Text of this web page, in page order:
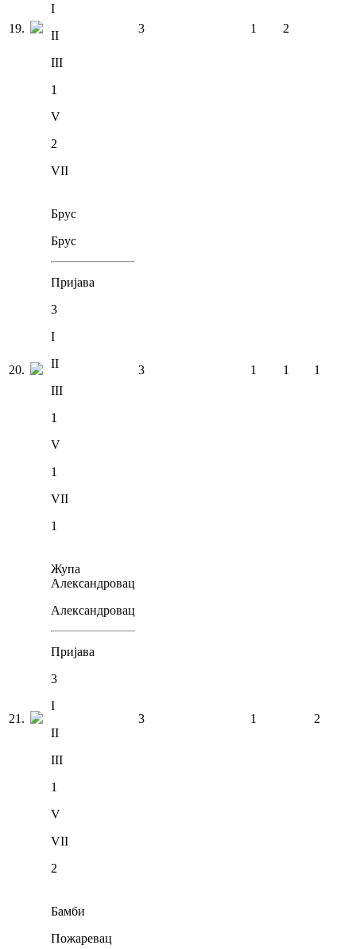
19.
I
II
III
1
V
2
VII
3 1 2
20.
Брус
Брус
Пријава
3
I
II
III
1
V
1
VII
1
3 1 1 1
21 .
Жупа
Александровац
Александровац
Пријава
3
I
II
III
1
V
VII
2
3 1 2
Бамби
Пожаревац